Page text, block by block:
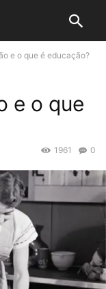
e o que é educação?
e o que
0
1961